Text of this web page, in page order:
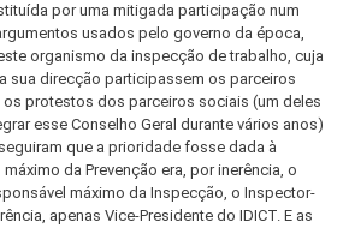
por uma mitigada participação num
usados pelo governo da época,
organismo da inspecção de trabalho, cuja
sua direcção participassem os parceiros
os protestos dos parceiros sociais (um deles
esse Conselho Geral durante vários anos)
que a prioridade fosse dada à
da Prevenção era, por inerência, o
máximo da Inspecção, o Inspector-
apenas Vice-Presidente do IDICT. E as